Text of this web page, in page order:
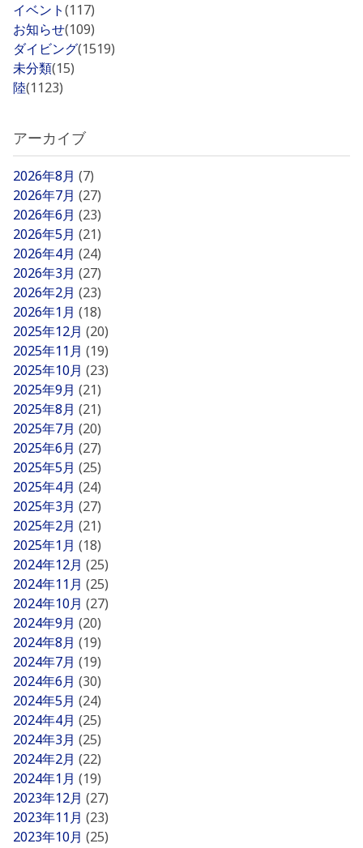
イベント(117)
お知らせ(109)
ダイビング(1519)
未分類(15)
陸(1123)
アーカイブ
2026年8月 (7)
2026年7月 (27)
2026年6月 (23)
2026年5月 (21)
2026年4月 (24)
2026年3月 (27)
2026年2月 (23)
2026年1月 (18)
2025年12月 (20)
2025年11月 (19)
2025年10月 (23)
2025年9月 (21)
2025年8月 (21)
2025年7月 (20)
2025年6月 (27)
2025年5月 (25)
2025年4月 (24)
2025年3月 (27)
2025年2月 (21)
2025年1月 (18)
2024年12月 (25)
2024年11月 (25)
2024年10月 (27)
2024年9月 (20)
2024年8月 (19)
2024年7月 (19)
2024年6月 (30)
2024年5月 (24)
2024年4月 (25)
2024年3月 (25)
2024年2月 (22)
2024年1月 (19)
2023年12月 (27)
2023年11月 (23)
2023年10月 (25)